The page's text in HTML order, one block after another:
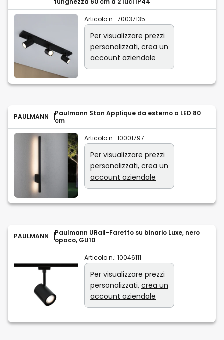
Articolo n.: 70037135
Per visualizzare prezzi
personalizzati, crea un
account aziendale
PAULMANN
Paulmann Stan Applique da esterno a LED 80
cm
Articolo n.: 10001797
Per visualizzare prezzi
personalizzati, crea un
account aziendale
PAULMANN
Paulmann URail-Faretto su binario Luxe, nero
opaco, GU10
Articolo n.: 10046111
Per visualizzare prezzi
personalizzati, crea un
account aziendale